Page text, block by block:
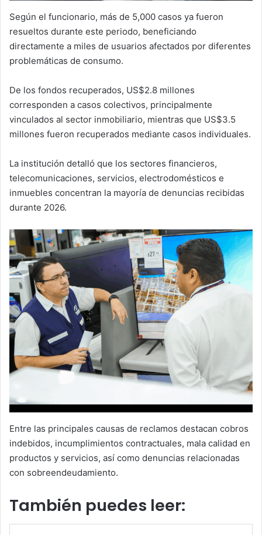
Según el funcionario, más de 5,000 casos ya fueron
resueltos durante este periodo, beneficiando
directamente a miles de usuarios afectados por diferentes
problemáticas de consumo.
De los fondos recuperados, US$2.8 millones
corresponden a casos colectivos, principalmente
vinculados al sector inmobiliario, mientras que US$3.5
millones fueron recuperados mediante casos individuales.
La institución detalló que los sectores financieros,
telecomunicaciones, servicios, electrodomésticos e
inmuebles concentran la mayoría de denuncias recibidas
durante 2026.
Entre las principales causas de reclamos destacan cobros
indebidos, incumplimientos contractuales, mala calidad en
productos y servicios, así como denuncias relacionadas
con sobreendeudamiento.
También puedes leer: